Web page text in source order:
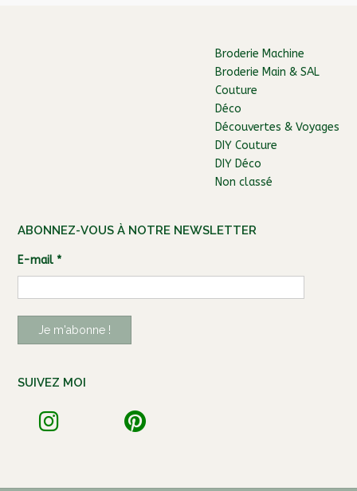
Broderie Machine
Broderie Main & SAL
Couture
Déco
Découvertes & Voyages
DIY Couture
DIY Déco
Non classé
ABONNEZ-VOUS À NOTRE NEWSLETTER
E-mail *
SUIVEZ MOI